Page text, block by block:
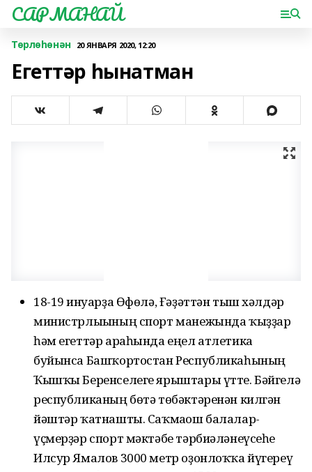
САРМАНАЙ
Төрлөһөнән 20 ЯНВАРЯ 2020, 12:20
Егеттәр һынатман
18-19 ғинуарҙа Өфөлә, Ғәҙәттән тыш хәлдәр
министрлығының спорт манежында ҡыҙҙар
һәм егеттәр араһында еңел атлетика
буйынса Башҡортостан Республикаһының
Ҡышҡы Беренселеге ярыштары үтте. Бәйгелә
республиканың бөтә төбәктәренән килгән
йәштәр ҡатнашты. Саҡмағош балалар-
үҫмерҙәр спорт мәктәбе тәрбиәләнеүсеһе
Илсур Ямалов 3000 метр оҙонлоҡҡа йүгереү